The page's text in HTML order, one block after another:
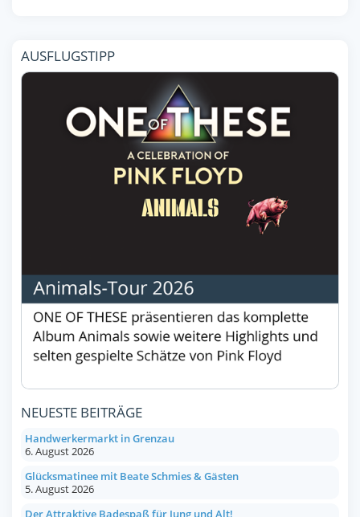
AUSFLUGSTIPP
NEUESTE BEITRÄGE
Handwerkermarkt in Grenzau
6. August 2026
Glücksmatinee mit Beate Schmies & Gästen
5. August 2026
Der Attraktive Badespaß für Jung und Alt!